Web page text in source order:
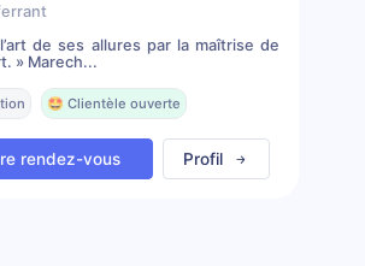
de ses allures par la maîtrise de
» Marech...
🤩 Clientèle ouverte
rendez-vous Profil